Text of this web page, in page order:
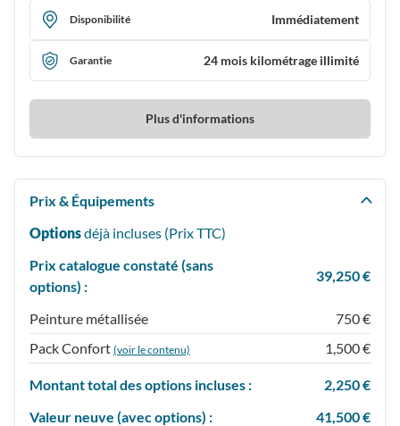
Disponibilité Immédiatement
Garantie 24 mois kilométrage illimité
Plus d'informations
Prix & Équipements
Optionsdéjà incluses (PrixTTC)
Prix catalogue constaté (sans
options) :
39,250 €
Peinture métallisée
750 €
Pack Confort (voir le contenu) 1,500 €
Montant total des options incluses :
2,250 €
Valeur neuve (avec options) :
41,500 €